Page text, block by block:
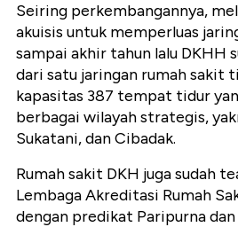
Seiring perkembangannya,
akuisis untuk memperluas
sampai akhir tahun lalu DKHH
dari satu jaringan rumah sakit
kapasitas 387 tempat tidur
berbagai wilayah strategis,
Sukatani, dan Cibadak.
Rumah sakit DKH juga sudah
Lembaga Akreditasi Rumah
dengan predikat Paripurna